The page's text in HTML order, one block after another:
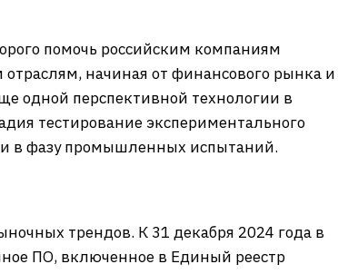
помочь российским компаниям
начиная от финансового рынка и
одной перспективной технологии в
тестирование экспериментального
в фазу промышленных испытаний.
трендов. К 31 декабря 2024 года в
ПО, включенное в Единый реестр